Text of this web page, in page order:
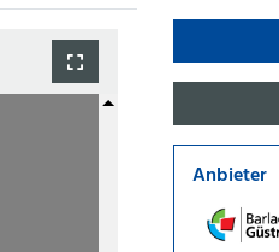
Anbieter